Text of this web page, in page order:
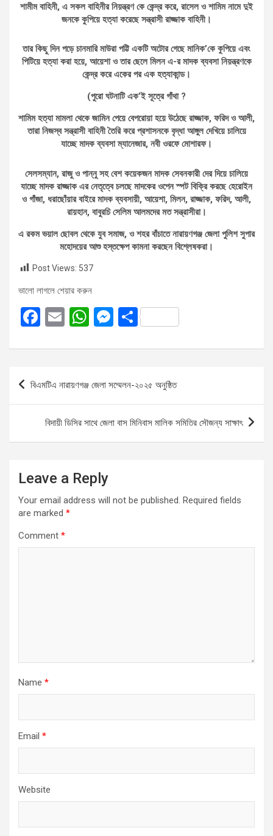
শামীম বাহিনী, এ সকল বাহিনীর নিয়ন্ত্রণ কে কেন্দ্র করে, রাসেল ও শামিম নামে দুই
জনকে কুপিয়ে হত্যা করেছে সন্ত্রাসী রাজ্জাক বাহিনী।
তার কিছু দিন পড়ে চানমারি মাউরা পট্টি একটি অটোর গেছে মানিক’কে কুপিয়ে এবং
পিটিয়ে হত্যা করা হয়ে, আয়েশা ও তার ছেলে মিলন এ-র মাদক ব্যবসা নিয়ন্ত্রণকে
কেন্দ্র করে একের পর এক হত্যাকান্ড।
(পুরো ঘটনাটি এক’ই সূত্রে গাঁথা ?
শামিম হত্যা মামলা থেকে জামিন পেয়ে বেপরোয়া হয়ে উঠেছে রাজ্জাক, ফরিদ ও আলী,
তারা নিজস্ব সন্ত্রাসী বাহিনী তৈরি করে প্রশাসনকে বৃদ্ধা আঙ্গুল দেখিয়ে চালিয়ে
যাচ্ছে মাদক ব্যবসা ম্যানেজার, নবী ওরফে মোশারফ।
সেলসম্যান, রাজু ও পান্নু সহ বেশ কয়েকজন মাদক সেবনকারী দের দিয়ে চালিয়ে
যাচ্ছে মাদকরাজ্জাক এর নেতৃত্বে চলছে মাদকের ওপেন স্পট বিক্রি করছে হেরোইন
ও গাঁজা, ধরাছোঁয়ার বাইরে মাদক ব্যবসায়ী, আয়েশা, মিলন, রাজ্জাক, ফরিদ, আলী,
রায়হান, বাবুরচি সেলিম আলমদের মত সন্ত্রাসীরা।
এ রকম ভয়াল ছোবল থেকে যুব সমাজ, ও শহর বাঁচাতে নারায়ণগঞ্জ জেলা পুলিশ সুপার
মহোদয়ের আশু হস্তক্ষেপ কামনা করছেন বিশ্লেষকরা।
Post Views: 537
ভালো লাগলে শেয়ার করুন
F
ce
b
o
o
k
E
ail
W
at
A
p
p
M
se
g
er
S
ar
Post
বিএমটিএ নারায়ণগঞ্জ জেলা সম্মেলন-২০২৫ অনুষ্ঠিত
বিদায়ী ডিসির সাথে জেলা বাস মিনিবাস মালিক সমিতির সৌজন্য সাক্ষাৎ
Leave a Reply
Your email address will not be published. Required fields
are marked *
Comment *
Name *
Email *
Website